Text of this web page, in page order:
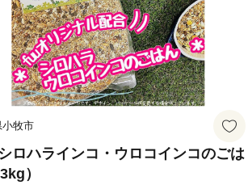
小牧市
ロハラインコ・ウロコインコのごは
）